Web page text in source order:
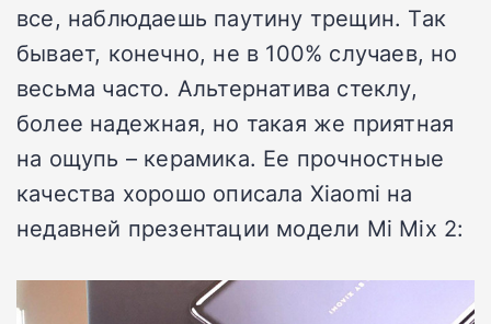
все, наблюдаешь паутину трещин. Так
бывает, конечно, не в 100% случаев, но
весьма часто. Альтернатива стеклу,
более надежная, но такая же приятная
на ощупь – керамика. Ее прочностные
качества хорошо описала Xiaomi на
недавней презентации модели Mi Mix 2: